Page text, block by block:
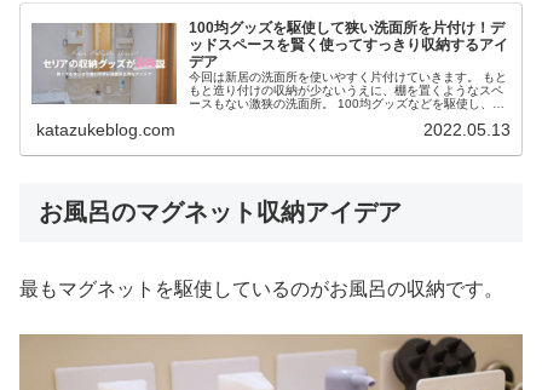
100均グッズを駆使して狭い洗面所を片付け！デ
ッドスペースを賢く使ってすっきり収納するアイ
デア
今回は新居の洗面所を使いやすく片付けていきます。 もと
もと造り付けの収納が少ないうえに、棚を置くようなスペ
ースもない激狭の洗面所。 100均グッズなどを駆使し、デ
katazukeblog.com 2022.05.13
お風呂のマグネット収納アイデア
最もマグネットを駆使しているのがお風呂の収納です。